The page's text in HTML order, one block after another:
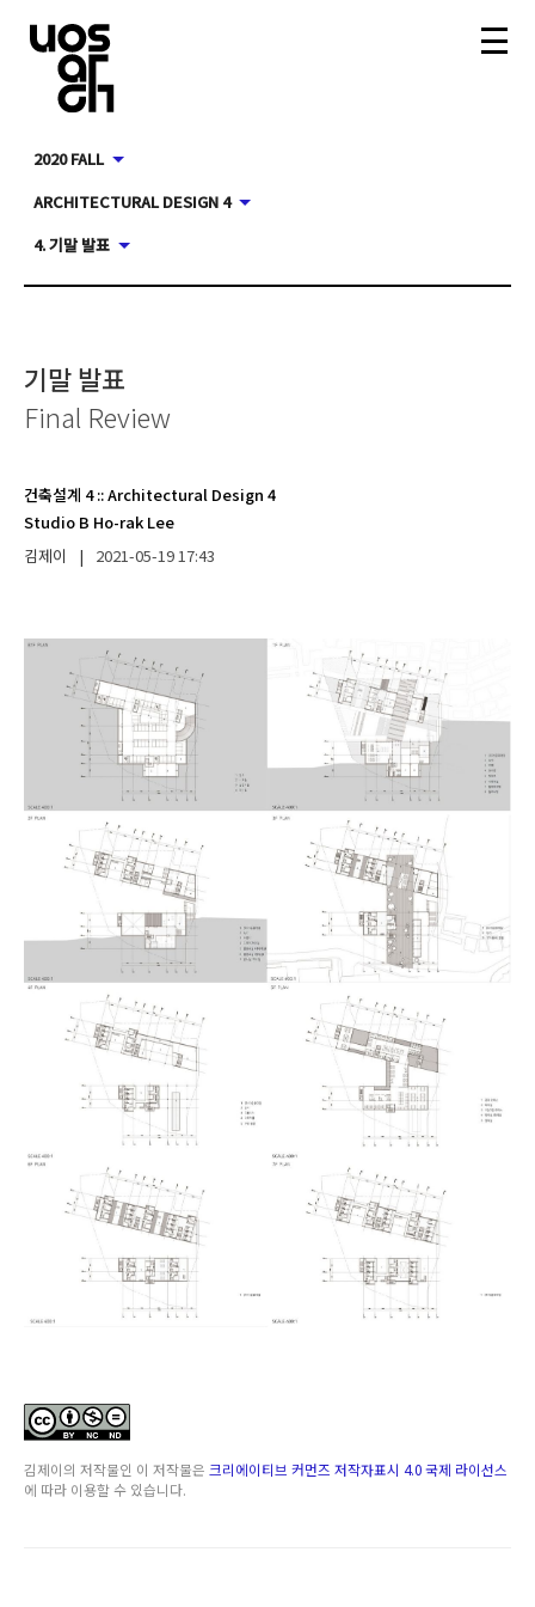
2020 FALL
ARCHITECTURAL DESIGN 4
4. 기말 발표
기말 발표
Final Review
건축설계 4::Architectural Design 4
Studio B Ho-rak Lee
김제이
| 2021-05-1917:43
김제이의 저작물인 이 저작물은 크리에이티브 커먼즈 저작자표시 4.0 국제 라이선스
에 따라 이용할 수 있습니다.